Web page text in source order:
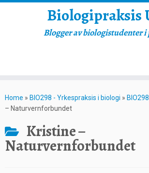
to
content
Biologipraksis
Blogger av biologistudenter i
Home » BIO298 - Yrkespraksis i biologi »
– Naturvernforbundet
Kristine –
Naturvernforbundet